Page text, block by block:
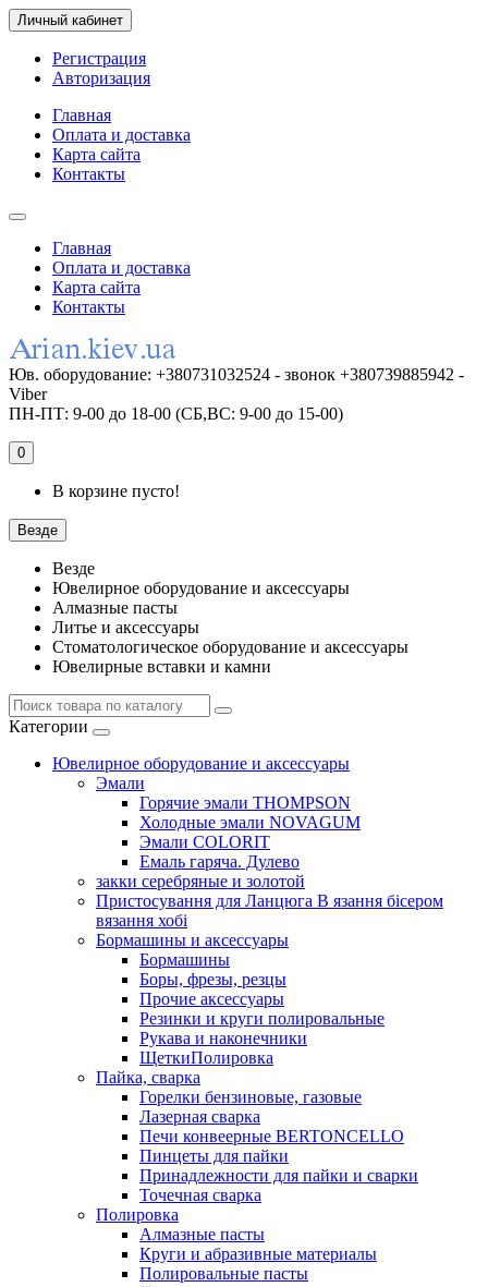
Личный кабинет
Регистрация
Авторизация
Главная
Оплата и доставка
Карта сайта
Контакты
Главная
Оплата и доставка
Карта сайта
Контакты
Юв. оборудование: +380731032524 - звонок +380739885942 -
Viber
ПН-ПТ: 9-00 до 18-00 (СБ,ВС: 9-00 до 15-00)
0
В корзине пусто!
Везде
Везде
Ювелирное оборудование и аксессуары
Алмазные пасты
Литье и аксессуары
Стоматологическое оборудование и аксессуары
Ювелирные вставки и камни
Категории
Ювелирное оборудование и аксессуары
Эмали
Горячие эмали THOMPSON
Холодные эмали NOVAGUM
Эмали COLORIT
Емаль гаряча. Дулево
закки серебряные и золотой
Пристосування для Ланцюга В язання бісером
вязання хобі
Бормашины и аксессуары
Бормашины
Боры, фрезы, резцы
Прочие аксессуары
Резинки и круги полировальные
Рукава и наконечники
ЩеткиПолировка
Пайка, сварка
Горелки бензиновые, газовые
Лазерная сварка
Печи конвеерные BERTONCELLO
Пинцеты для пайки
Принадлежности для пайки и сварки
Точечная сварка
Полировка
Алмазные пасты
Круги и абразивные материалы
Полировальные пасты